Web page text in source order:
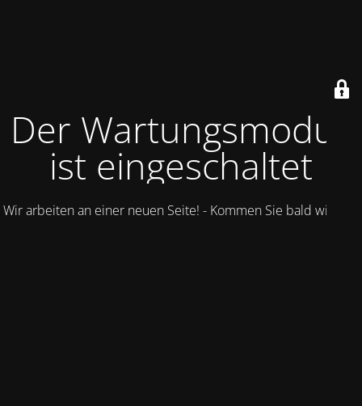
Der Wartungsmodus
ist eingeschaltet
Wir arbeiten an einer neuen Seite! - Kommen Sie bald wieder.